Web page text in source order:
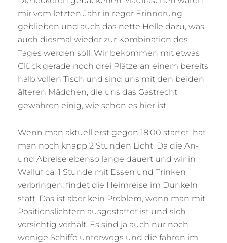
mir vom letzten Jahr in reger Erinnerung
geblieben und auch das nette Helle dazu, was
auch diesmal wieder zur Kombination des
Tages werden soll. Wir bekommen mit etwas
Glück gerade noch drei Plätze an einem bereits
halb vollen Tisch und sind uns mit den beiden
älteren Mädchen, die uns das Gastrecht
gewähren einig, wie schön es hier ist.
Wenn man aktuell erst gegen 18:00 startet, hat
man noch knapp 2 Stunden Licht. Da die An-
und Abreise ebenso lange dauert und wir in
Walluf ca. 1 Stunde mit Essen und Trinken
verbringen, findet die Heimreise im Dunkeln
statt. Das ist aber kein Problem, wenn man mit
Positionslichtern ausgestattet ist und sich
vorsichtig verhält. Es sind ja auch nur noch
wenige Schiffe unterwegs und die fahren im